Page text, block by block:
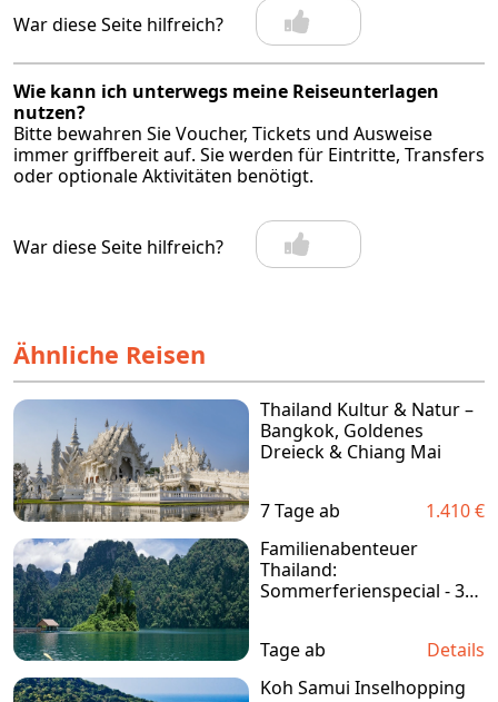
War diese Seite hilfreich?
Wie kann ich unterwegs meine Reiseunterlagen
nutzen?
Bitte bewahren Sie Voucher, Tickets und Ausweise
immer griffbereit auf. Sie werden für Eintritte, Transfers
oder optionale Aktivitäten benötigt.
War diese Seite hilfreich?
Ähnliche Reisen
Thailand Kultur & Natur –
Bangkok, Goldenes
Dreieck & Chiang Mai
7 Tage ab
1.410 €
Familienabenteuer
Thailand:
Sommerferienspecial - 3
Tage ab
Details
Koh Samui Inselhopping